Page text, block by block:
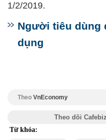
1/2/2019.
Người tiêu dùng
dụng
Theo VnEconomy
Theo dõi
Từ khóa: